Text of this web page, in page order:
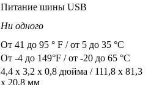
Питание шины USB
Ни одного
От 41 до 95 ° F / от 5 до 35 °C
От -4 до 149°F / от -20 до 65 °C
4,4 x 3,2 x 0,8 дюйма / 111,8 x 81,3
x 20,8 мм